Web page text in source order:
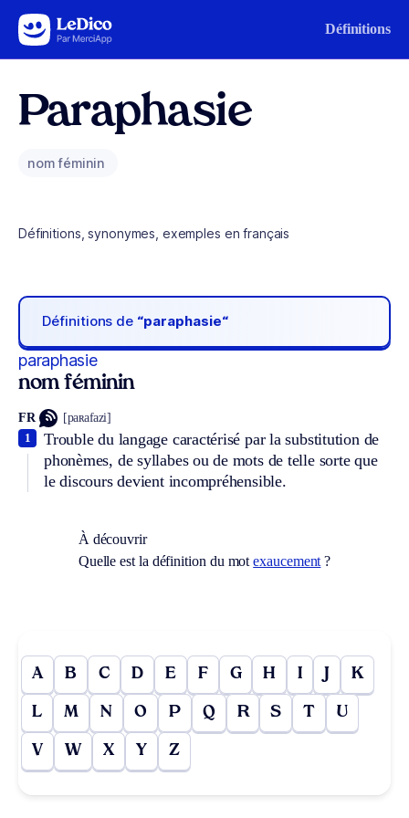
Aller au contenu Définitions
Paraphasie
nom féminin
Définitions, synonymes, exemples en français
Définitions de “paraphasie“
paraphasie
nom féminin
FR [paʀafazi]
Trouble du langage caractérisé par la substitution de
phonèmes, de syllabes ou de mots de telle sorte que
le discours devient incompréhensible.
1
À découvrir
Quelle est la définition du motexaucement ?
A B C D E F G H I J K
L M N O P Q R S T U
V W X Y Z